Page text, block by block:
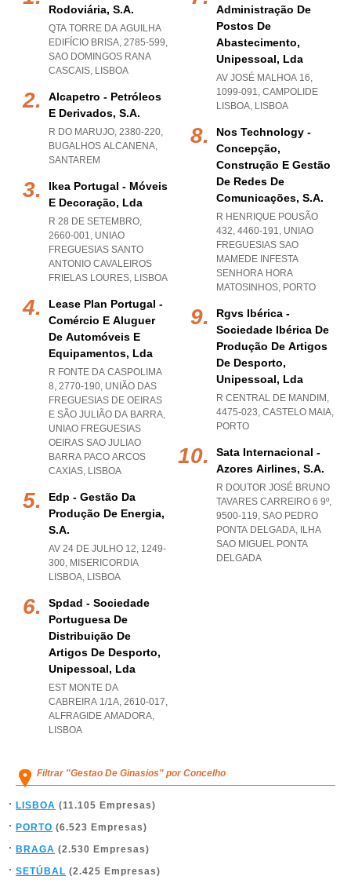
Rodoviária, S.a.
QTA TORRE DA AGUILHA
EDIFÍCIO BRISA, 2785-599,
SAO DOMINGOS RANA
CASCAIS, LISBOA
Alcapetro - Petróleos
E Derivados, S.a.
R DO MARUJO, 2380-220,
BUGALHOS ALCANENA,
SANTAREM
Ikea Portugal - Móveis
E Decoração, Lda
R 28 DE SETEMBRO,
2660-001, UNIAO
FREGUESIAS SANTO
ANTONIO CAVALEIROS
FRIELAS LOURES, LISBOA
Lease Plan Portugal -
Comércio E Aluguer
De Automóveis E
Equipamentos, Lda
R FONTE DA CASPOLIMA
8, 2770-190, UNIÃO DAS
FREGUESIAS DE OEIRAS
E SÃO JULIÃO DA BARRA,
UNIAO FREGUESIAS
OEIRAS SAO JULIAO
BARRA PACO ARCOS
CAXIAS, LISBOA
Edp - Gestão Da
Produção De Energia,
S.a.
AV 24 DE JULHO 12, 1249-
300, MISERICORDIA
LISBOA, LISBOA
Spdad - Sociedade
Portuguesa De
Distribuição De
Artigos De Desporto,
Unipessoal, Lda
EST MONTE DA
CABREIRA 1/1A, 2610-017,
ALFRAGIDE AMADORA,
LISBOA
Administração De
Postos De
Abastecimento,
Unipessoal, Lda
AV JOSÉ MALHOA 16,
1099-091, CAMPOLIDE
LISBOA, LISBOA
Nos Technology -
Concepção,
Construção E Gestão
De Redes De
Comunicações, S.a.
R HENRIQUE POUSÃO
432, 4460-191, UNIAO
FREGUESIAS SAO
MAMEDE INFESTA
SENHORA HORA
MATOSINHOS, PORTO
Rgvs Ibérica -
Sociedade Ibérica De
Produção De Artigos
De Desporto,
Unipessoal, Lda
R CENTRAL DE MANDIM,
4475-023, CASTELO MAIA,
PORTO
Sata Internacional -
Azores Airlines, S.a.
R DOUTOR JOSÉ BRUNO
TAVARES CARREIRO 6 9º,
9500-119, SAO PEDRO
PONTA DELGADA, ILHA
SAO MIGUEL PONTA
DELGADA
Filtrar "Gestao De Ginasios" por Concelho
LISBOA (11.105 Empresas)
PORTO (6.523 Empresas)
BRAGA (2.530 Empresas)
SETÚBAL (2.425 Empresas)